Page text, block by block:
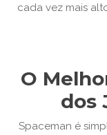
cada vez mais
O
dos
Spaceman é